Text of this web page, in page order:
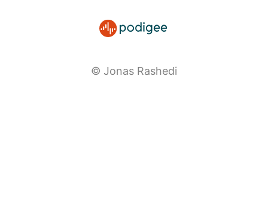
© Jonas Rashedi